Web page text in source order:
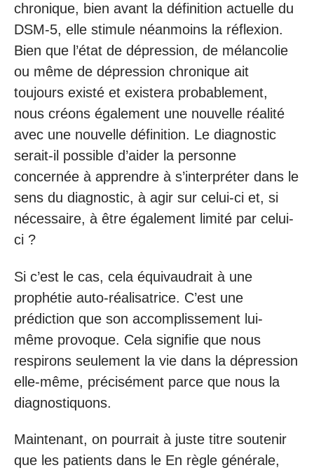
chronique, bien avant la définition actuelle du
DSM-5, elle stimule néanmoins la réflexion.
Bien que l’état de dépression, de mélancolie
ou même de dépression chronique ait
toujours existé et existera probablement,
nous créons également une nouvelle réalité
avec une nouvelle définition. Le diagnostic
serait-il possible d’aider la personne
concernée à apprendre à s’interpréter dans le
sens du diagnostic, à agir sur celui-ci et, si
nécessaire, à être également limité par celui-
ci ?
Si c’est le cas, cela équivaudrait à une
prophétie auto-réalisatrice. C’est une
prédiction que son accomplissement lui-
même provoque. Cela signifie que nous
respirons seulement la vie dans la dépression
elle-même, précisément parce que nous la
diagnostiquons.
Maintenant, on pourrait à juste titre soutenir
que les patients dans le En règle générale,